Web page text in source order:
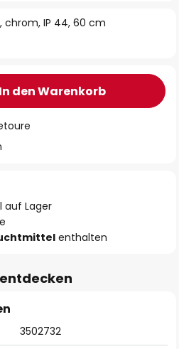
chrom, IP 44, 60 cm
In den Warenkorb
auf Lager
enthalten
3502732